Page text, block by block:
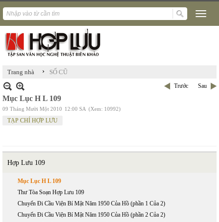
Trang nhà › SỐ CŨ
Trước Sau
Mục Lục H L 109
09 Tháng Mười Một 2010 12:00 SA (Xem: 10992)
TẠP CHÍ HỢP LƯU
Hợp Lưu 109
Mục Lục H L 109
Thư Tòa Soạn Hợp Lưu 109
Chuyến Đi Cầu Viện Bí Mật Năm 1950 Của Hồ (phần 1 Của 2)
Chuyến Đi Cầu Viện Bí Mật Năm 1950 Của Hồ (phần 2 Của 2)